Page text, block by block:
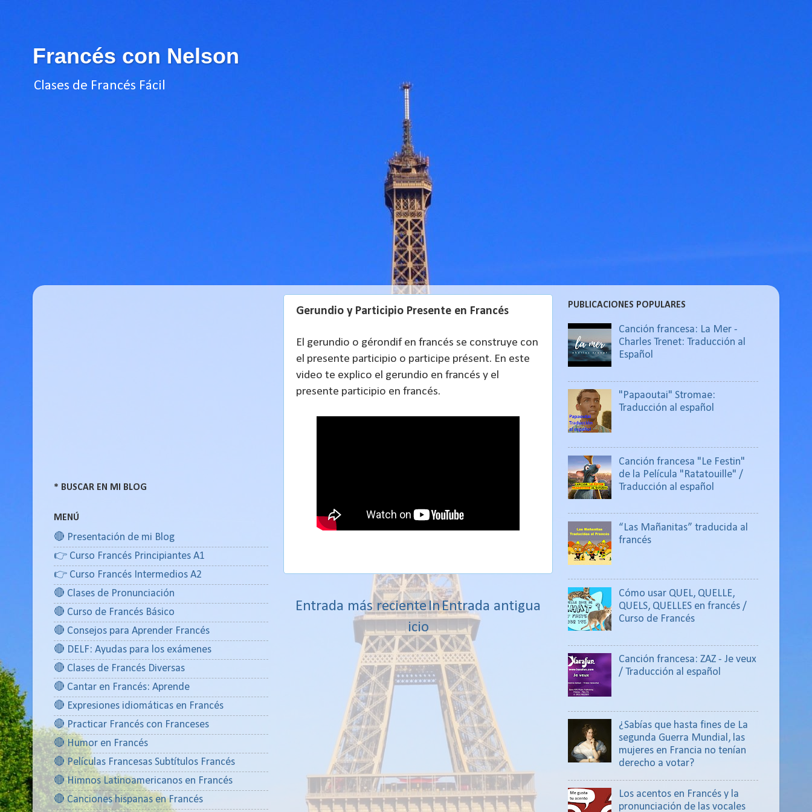
Francés con Nelson
Clases de Francés Fácil
Gerundio y Participio Presente en Francés
El gerundio o gérondif en francés se construye con
el presente participio o participe présent. En este
video te explico el gerundio en francés y el
presente participio en francés.
Entrada más reciente Entrada antigua
In
icio
* BUSCAR EN MI BLOG
MENÚ
🔴 Presentación de mi Blog
👉 Curso Francés Principiantes A1
👉 Curso Francés Intermedios A2
🔴 Clases de Pronunciación
🔴 Curso de Francés Básico
🔴 Consejos para Aprender Francés
🔴 DELF: Ayudas para los exámenes
🔴 Clases de Francés Diversas
🔴 Cantar en Francés: Aprende
🔴 Expresiones idiomáticas en Francés
🔴 Practicar Francés con Franceses
🔴 Humor en Francés
🔴 Películas Francesas Subtítulos Francés
🔴 Himnos Latinoamericanos en Francés
🔴 Canciones hispanas en Francés
PUBLICACIONES POPULARES
Canción francesa: La Mer -
Charles Trenet: Traducción al
Español
"Papaoutai" Stromae:
Traducción al español
Canción francesa "Le Festin"
de la Película "Ratatouille" /
Traducción al español
“Las Mañanitas” traducida al
francés
Cómo usar QUEL, QUELLE,
QUELS, QUELLES en francés /
Curso de Francés
Canción francesa: ZAZ - Je veux
/ Traducción al español
¿Sabías que hasta fines de La
segunda Guerra Mundial, las
mujeres en Francia no tenían
derecho a votar?
Los acentos en Francés y la
pronunciación de las vocales